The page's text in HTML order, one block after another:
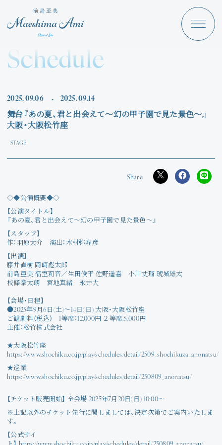
Maeshima Ami Discography
News
Store
Angraecum
Movie
Wallpaper
Amitami Chat
回想録
Schedule
2025. 09.06 - 2025.09.14
舞台『あの夏、君と出会えて～幻の甲子園で見た景色～』
大阪・大阪松竹座
STAGE
◇◆公演概要◆◇
【公演タイトル】
『あの夏、君と出会えて～幻の甲子園で見た景色～』
【スタッフ】
作：羽原大介 演出：木村弥寿彦
【出演】
藤井直樹 岡﨑彪太郎
前島亜美 福室莉音／生田俊平 佐野遥喜 小川丈瑠 琥城雄太
校條拳太朗 宮地真緒 永井大
【会場・日程】
●2025年9月6日(土)～14日(日) 大阪・大阪松竹座
ご観劇料（税込） 1等席：12,000円 ２等席:5,000円
主催：松竹株式会社
★大阪松竹座
https://www.shochiku.co.jp/play/schedules/detail/2509_shochikuza_anonatsu/
★巡業
https://www.shochiku.co.jp/play/schedules/detail/250809_anonatsu/
【チケット販売開始】 全会場 2025年7月20日(日) 10:00～
※上記以外のチケット先行に関しましては、決定次第でご案内いたしま
す。
【公式サイ